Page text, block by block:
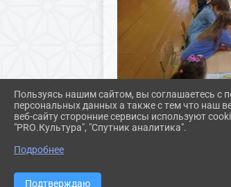
Пользуясь нашим сайтом, вы соглашаетесь с
персональных данных а также с тем что наш
веб-сайту сторонние сервисы используют
"PRO.Культура", "Спутник аналитика".
Подробнее
Подтверждаю